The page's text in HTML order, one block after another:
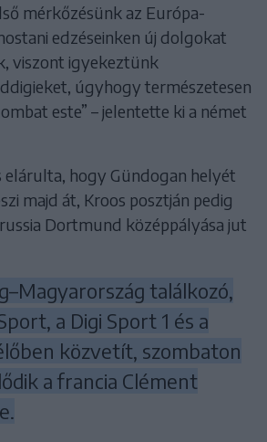
mérkőzésünk az Európa-
edzéseinken új dolgokat
viszont igyekeztünk
úgyhogy természetesen
este” – jelentette ki a német
elárulta, hogy Gündogan helyét
majd át, Kroos posztján pedig
Dortmund középpályása jut
találkozó,
a Digi Sport 1 és a
közvetít, szombaton
a francia Clément